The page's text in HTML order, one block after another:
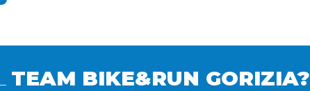
TEAM BIKE&RUN GORIZIA?